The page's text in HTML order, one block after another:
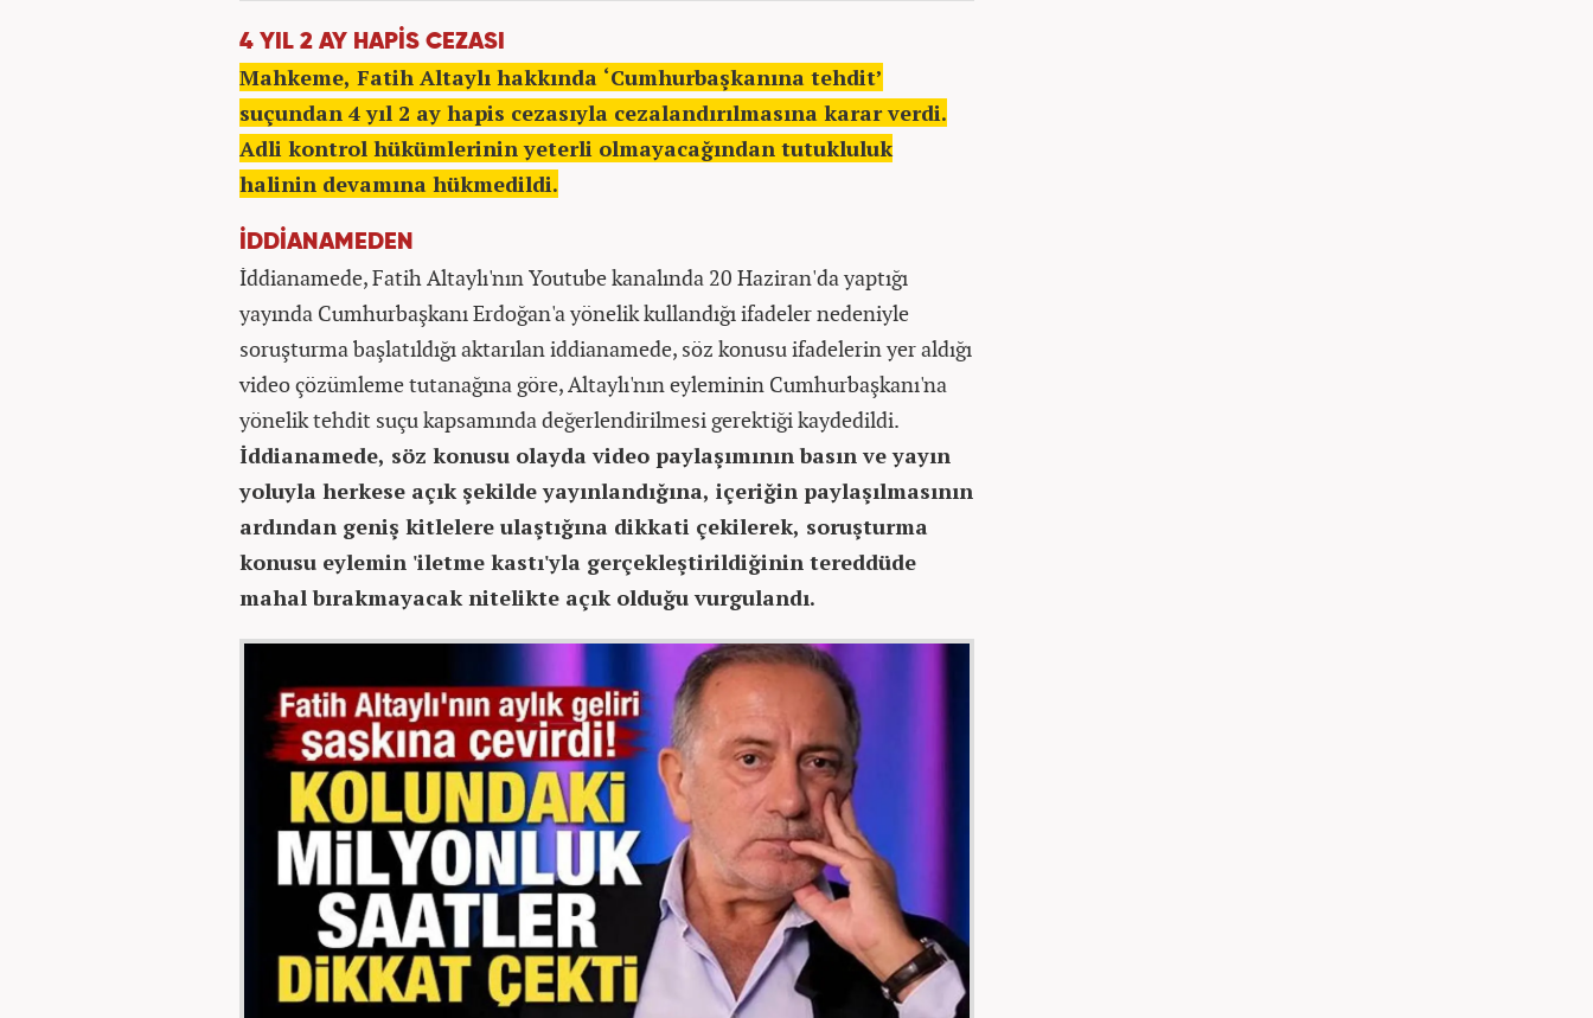
4 YIL 2 AY HAPİS CEZASI
Mahkeme, Fatih Altaylı hakkında ‘Cumhurbaşkanına tehdit’
suçundan 4 yıl 2 ay hapis cezasıyla cezalandırılmasına karar verdi.
Adli kontrol hükümlerinin yeterli olmayacağından tutukluluk
halinin devamına hükmedildi.
İDDİANAMEDEN
İddianamede, Fatih Altaylı'nın Youtube kanalında 20 Haziran'da yaptığı
yayında Cumhurbaşkanı Erdoğan'a yönelik kullandığı ifadeler nedeniyle
soruşturma başlatıldığı aktarılan iddianamede, söz konusu ifadelerin yer aldığı
video çözümleme tutanağına göre, Altaylı'nın eyleminin Cumhurbaşkanı'na
yönelik tehdit suçu kapsamında değerlendirilmesi gerektiği kaydedildi.
İddianamede, söz konusu olayda video paylaşımının basın ve yayın
yoluyla herkese açık şekilde yayınlandığına, içeriğin paylaşılmasının
ardından geniş kitlelere ulaştığına dikkati çekilerek, soruşturma
konusu eylemin 'iletme kastı'yla gerçekleştirildiğinin tereddüde
mahal bırakmayacak nitelikte açık olduğu vurgulandı.